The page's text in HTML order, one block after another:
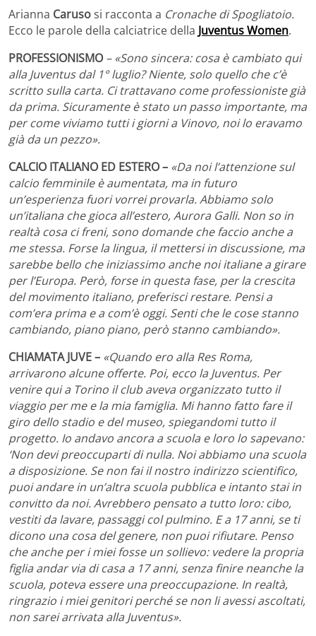
Arianna Carusosi racconta a Cronache di Spogliatoio.
Ecco le parole della calciatrice della Juventus Women.
PROFESSIONISMO – «Sono sincera: cosa è cambiato qui
alla Juventus dal 1° luglio? Niente, solo quello che c’è
scritto sulla carta. Ci trattavano come professioniste già
da prima. Sicuramente è stato un passo importante, ma
per come viviamo tutti i giorni a Vinovo, noi lo eravamo
già da un pezzo».
CALCIO ITALIANO ED ESTERO – «Da noi l’attenzione sul
calcio femminile è aumentata, ma in futuro
un’esperienza fuori vorrei provarla. Abbiamo solo
un’italiana che gioca all’estero, Aurora Galli. Non so in
realtà cosa ci freni, sono domande che faccio anche a
me stessa. Forse la lingua, il mettersi in discussione, ma
sarebbe bello che iniziassimo anche noi italiane a girare
per l’Europa. Però, forse in questa fase, per la crescita
del movimento italiano, preferisci restare. Pensi a
com’era prima e a com’è oggi. Senti che le cose stanno
cambiando, piano piano, però stanno cambiando».
CHIAMATA JUVE – «Quando ero alla Res Roma,
arrivarono alcune offerte. Poi, ecco la Juventus. Per
venire qui a Torino il club aveva organizzato tutto il
viaggio per me e la mia famiglia. Mi hanno fatto fare il
giro dello stadio e del museo, spiegandomi tutto il
progetto. Io andavo ancora a scuola e loro lo sapevano:
‘Non devi preoccuparti di nulla. Noi abbiamo una scuola
a disposizione. Se non fai il nostro indirizzo scientifico,
puoi andare in un’altra scuola pubblica e intanto stai in
convitto da noi. Avrebbero pensato a tutto loro: cibo,
vestiti da lavare, passaggi col pulmino. E a 17 anni, se ti
dicono una cosa del genere, non puoi rifiutare. Penso
che anche per i miei fosse un sollievo: vedere la propria
figlia andar via di casa a 17 anni, senza finire neanche la
scuola, poteva essere una preoccupazione. In realtà,
ringrazio i miei genitori perché se non li avessi ascoltati,
non sarei arrivata alla Juventus».